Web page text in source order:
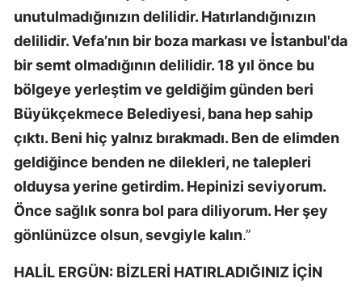
unutulmadığınızın delilidir. Hatırlandığınızın
delilidir. Vefa’nın bir boza markası ve İstanbul'da
bir semt olmadığının delilidir. 18 yıl önce bu
bölgeye yerleştim ve geldiğim günden beri
Büyükçekmece Belediyesi, bana hep sahip
çıktı. Beni hiç yalnız bırakmadı. Ben de elimden
geldiğince benden ne dilekleri, ne talepleri
olduysa yerine getirdim. Hepinizi seviyorum.
Önce sağlık sonra bol para diliyorum. Her şey
gönlünüzce olsun, sevgiyle kalın.’’
HALİL ERGÜN: BİZLERİ HATIRLADIĞINIZ İÇİN